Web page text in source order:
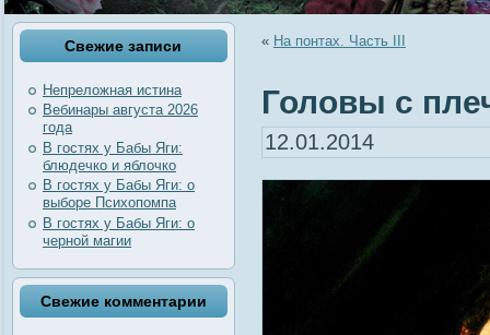
Свежие записи
Непреложная истина
Вебинары августа 2026
года
В гостях у Бабы Яги:
блюдечко и яблочко
В гостях у Бабы Яги: о
выборе Психопомпа
В гостях у Бабы Яги: о
черной магии
Свежие комментарии
« На понтах. Часть III
Головы с
12.01.2014